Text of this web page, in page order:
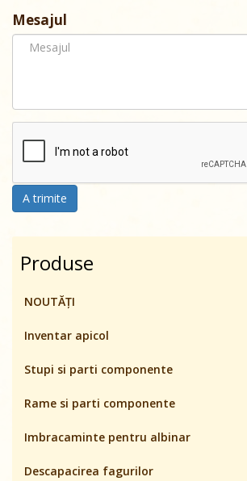
Mesajul
A trimite
Produse
NOUTĂȚI
Inventar apicol
Stupi si parti componente
Rame si parti componente
Imbracaminte pentru albinar
Descapacirea fagurilor